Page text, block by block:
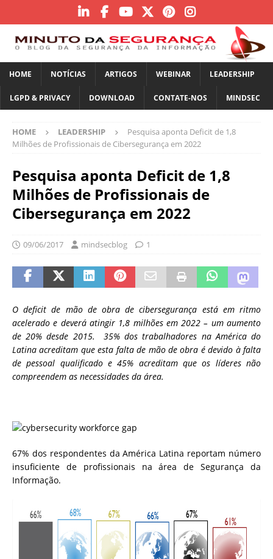
HOME NOTÍCIAS ARTIGOS WEBINAR LEADERSHIP
LGPD & PRIVACY DOWNLOAD CONTATE-NOS MINDSEC
HOME LEADERSHIP
Pesquisa aponta Deficit de 1,8
Milhões de Profissionais de Cibersegurança em 2022
Pesquisa aponta Deficit de 1,8
Milhões de Profissionais de
Cibersegurança em 2022
09/06/2017 mindsecblog 1
O deficit de mão de obra de cibersegurança está em ritmo
acelerado e deverá atingir 1,8 milhões em 2022 – um aumento
de 20% desde 2015. 35% dos trabalhadores na América do
Latina acreditam que esta falta de mão de obra é devido à falta
de pessoal qualificado e 45% acreditam que os líderes não
compreendem as necessidades da área.
67% dos respondentes da América Latina reportam número
insuficiente de profissionais na área de Segurança da
Informação.